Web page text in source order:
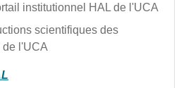
institutionnel HAL de l'UCA
scientifiques des
de l'UCA